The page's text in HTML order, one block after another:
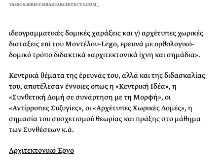
TASSOS.BIRIS-TSIRAKI-ARCHITECTS.COM_
ιδεογραμματικές δομικές χαράξεις και γ) αρχέτυπες χωρικές
διατάξεις επί του Μοντέλου-Lego, ερευνά με ορθολογικό-
δομικό τρόπο διδακτικά «αρχιτεκτονικά ίχνη και σημάδια».
Κεντρικά θέματα της έρευνάς του, αλλά και της διδασκαλίας
του, αποτέλεσαν έννοιες όπως η «Κεντρική Ιδέα», η
«Συνθετική Δομή σε συνάρτηση με τη Μορφή», οι
«Αντίρροπες Συζυγίες», οι «Αρχέτυπες Χωρικές Δομές», η
σημασία του συσχετισμού θεωρίας και πράξης στο μάθημα
των Συνθέσεων κ.ά.
Αρχιτεκτονικό Έργο